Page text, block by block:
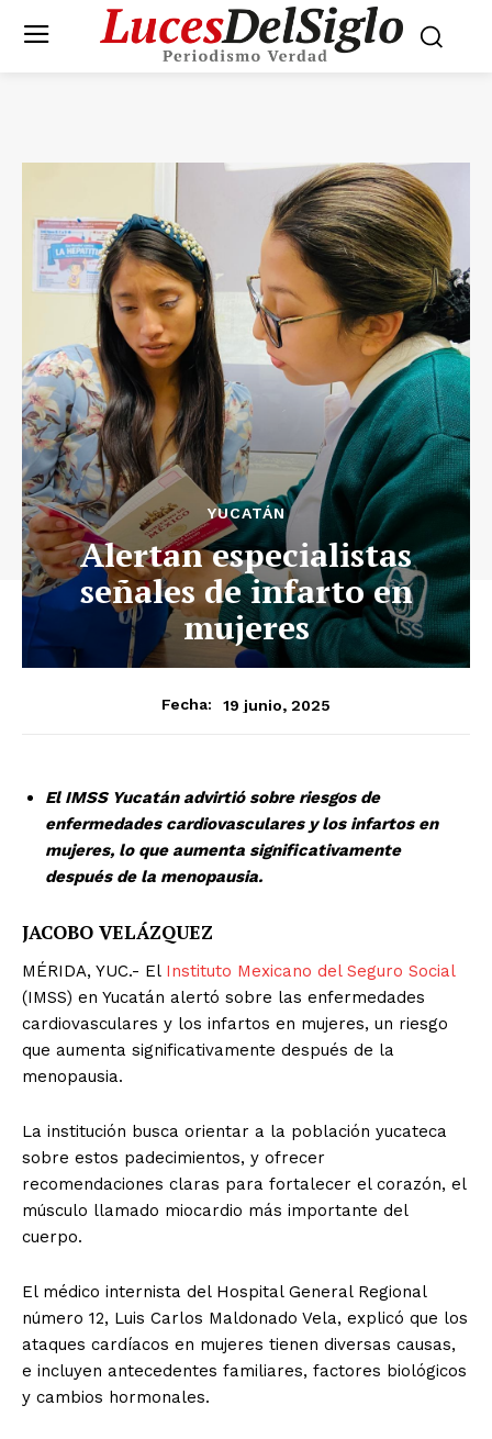
YUCATÁN
Alertan especialistas
señales de infarto en
mujeres
Fecha: 19 junio, 2025
El IMSS Yucatán advirtió sobre riesgos de
enfermedades cardiovasculares y los infartos en
mujeres, lo que aumenta significativamente
después de la menopausia.
JACOBO VELÁZQUEZ
MÉRIDA, YUC.- El Instituto Mexicano del Seguro Social
(IMSS) en Yucatán alertó sobre las enfermedades
cardiovasculares y los infartos en mujeres, un riesgo
que aumenta significativamente después de la
menopausia.
La institución busca orientar a la población yucateca
sobre estos padecimientos, y ofrecer
recomendaciones claras para fortalecer el corazón, el
músculo llamado miocardio más importante del
cuerpo.
El médico internista del Hospital General Regional
número 12, Luis Carlos Maldonado Vela, explicó que los
ataques cardíacos en mujeres tienen diversas causas,
e incluyen antecedentes familiares, factores biológicos
y cambios hormonales.